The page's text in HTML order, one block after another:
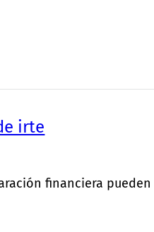
irte
financiera